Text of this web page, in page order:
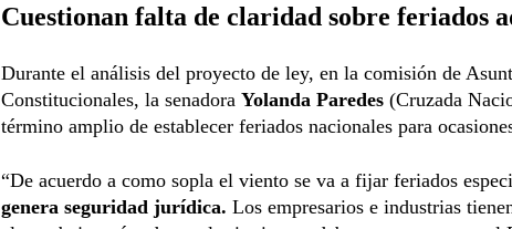
Cuestionan falta de claridad sobre feriados
Durante el análisis del proyecto de ley, en la comisión de
Constitucionales, la senadora Yolanda Paredes (Cruzada
término amplio de establecer feriados nacionales para
“De acuerdo a como sopla el viento se va a fijar feriados
genera seguridad jurídica. Los empresarios e industrias